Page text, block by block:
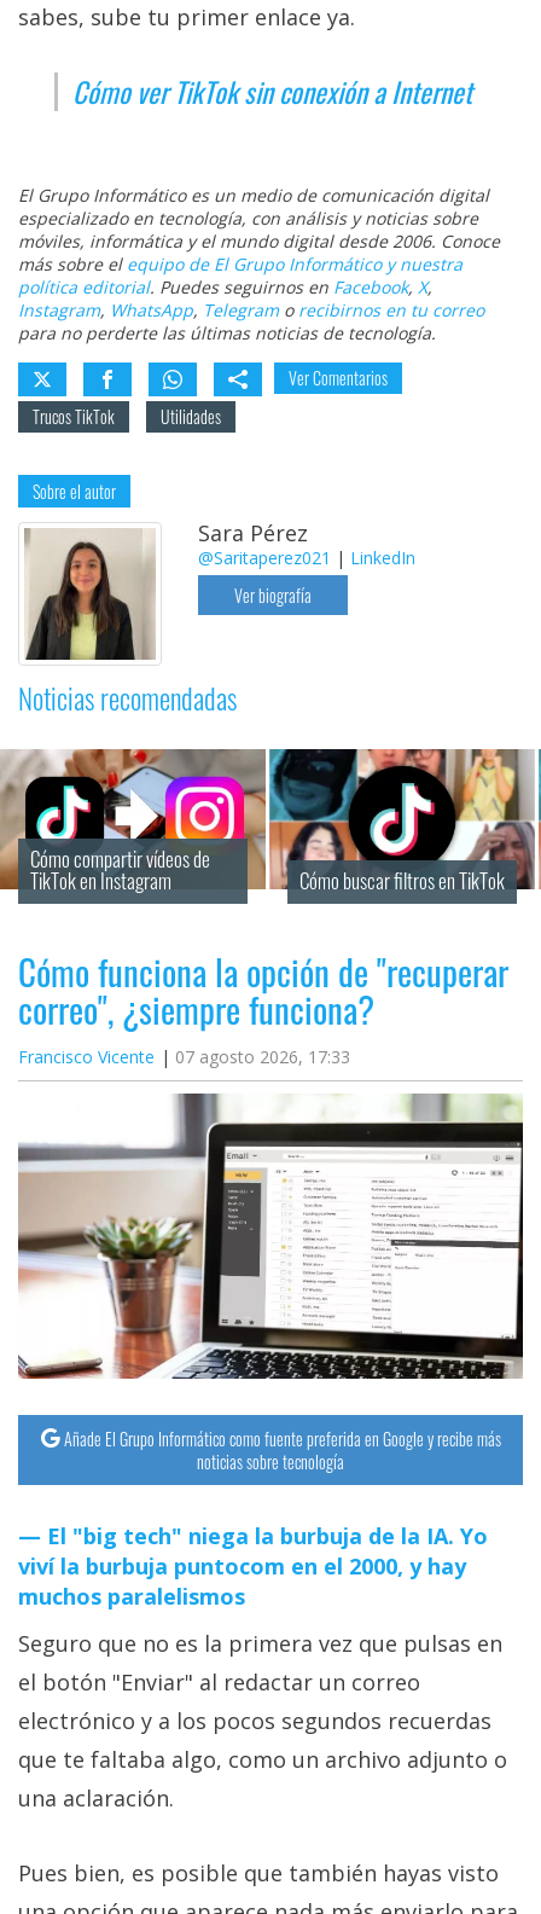
sabes, sube tu primer enlace ya.
Cómo ver TikTok sin conexión a Internet
El Grupo Informático es un medio de comunicación digital
especializado en tecnología, con análisis y noticias sobre
móviles, informática y el mundo digital desde 2006. Conoce
más sobre el equipo de El Grupo Informático y nuestra
política editorial. Puedes seguirnos en Facebook, X,
Instagram, WhatsApp, Telegramo recibirnos en tu correo
para no perderte las últimas noticias de tecnología.
Ver Comentarios
Trucos TikTok
Utilidades
Sobre el autor
Sara Pérez
@Saritaperez021 | LinkedIn
Ver biografía
Noticias recomendadas
Cómo compartir vídeos de
TikTok en Instagram Cómo buscar filtros en TikTok
Cómo funciona la opción de "recuperar
correo", ¿siempre funciona?
Francisco Vicente 07 agosto 2026, 17:33
Añade El Grupo Informático como fuente preferida en Google y recibe más
noticias sobre tecnología
El "big tech" niega la burbuja de la IA. Yo
viví la burbuja puntocom en el 2000, y hay
muchos paralelismos
Seguro que no es la primera vez que pulsas en
el botón "Enviar" al redactar un correo
electrónico y a los pocos segundos recuerdas
que te faltaba algo, como un archivo adjunto o
una aclaración.
Pues bien, es posible que también hayas visto